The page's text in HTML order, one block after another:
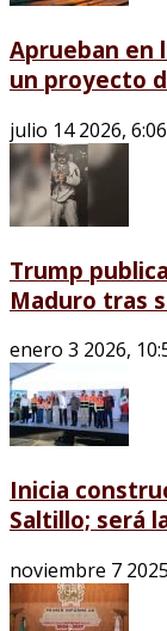
Aprueban en
un proyecto
julio 14 2026,
Trump
Maduro tras
enero 3 2026,
Inicia
Saltillo; será
noviembre 7